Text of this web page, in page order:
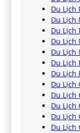
Du Lịch
Du Lịch
Du Lịch
Du Lịch
Du Lịch
Du Lịch
Du Lịch
Du Lịch
Du Lịch
Du Lịch
Du Lịch
Du Lịch